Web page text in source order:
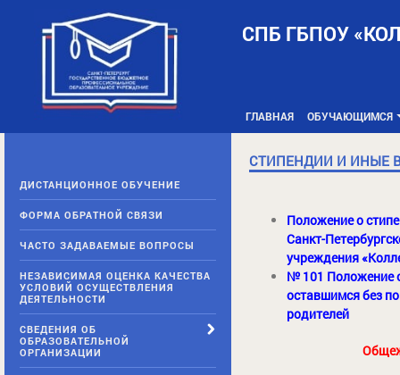
СПБ ГБПОУ
ГЛАВНАЯ ОБУЧАЮЩИМСЯ
ДИСТАНЦИОННОЕ ОБУЧЕНИЕ
ФОРМА ОБРАТНОЙ СВЯЗИ
ЧАСТО ЗАДАВАЕМЫЕ ВОПРОСЫ
НЕЗАВИСИМАЯ ОЦЕНКА КАЧЕСТВА
УСЛОВИЙ ОСУЩЕСТВЛЕНИЯ
ДЕЯТЕЛЬНОСТИ
СВЕДЕНИЯ ОБ
ОБРАЗОВАТЕЛЬНОЙ
ОРГАНИЗАЦИИ
СТИПЕНДИИ И ИНЫЕ
Положение о
Санкт-
учреждения
№ 101 Положение
оставшимся без
родителей